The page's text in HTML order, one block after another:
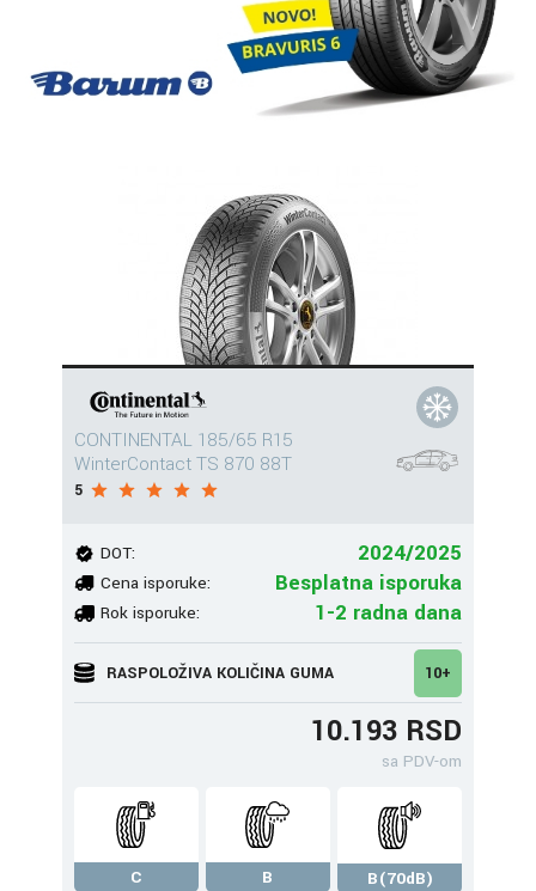
CONTINENTAL 185/65 R15
WinterContact TS 870 88T
5
DOT: 2024/2025
Cena isporuke: Besplatna isporuka
Rok isporuke: 1-2 radna dana
RASPOLOŽIVA KOLIČINA GUMA 10+
10.193 RSD
sa PDV-om
C B
B(70dB)